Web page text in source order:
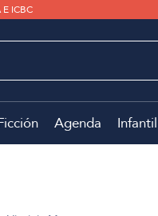
ICBC
Agenda Infantil